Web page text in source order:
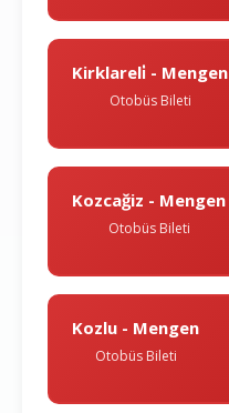
Kirklareli̇ - Mengen
Otobüs Bileti
Kozcağiz - Mengen
Otobüs Bileti
Kozlu - Mengen
Otobüs Bileti